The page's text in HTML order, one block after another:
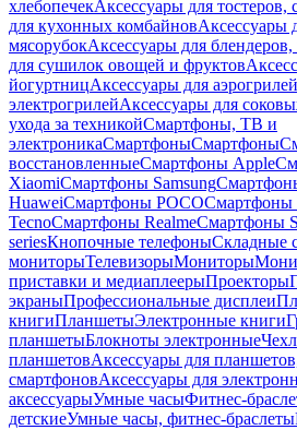
хлебопечекАксессуары для тостеров,
для кухонных комбайновАксессуары
мясорубокАксессуары для
для сушилок овощей и фруктов
йогуртницАксессуары для
электрогрилейАксессуары для
ухода за техникойСмартфоны, ТВ и
электроникаСмартфоныСмартфоны
восстановленныеСмартфоны Apple
XiaomiСмартфоны Samsung
HuaweiСмартфоны POCOСмартфоны
TecnoСмартфоны RealmeСмартфоны
seriesКнопочные телефоныСкладные
мониторыТелевизорыМониторы
приставки и медиаплеерыПроекторы
экраныПрофессиональные дисплеи
книгиПланшетыЭлектронные книги
планшетыБлокноты электронные
планшетовАксессуары для
смартфоновАксессуары для
аксессуарыУмные часыФитнес-
детскиеУмные часы, фитнес-браслеты